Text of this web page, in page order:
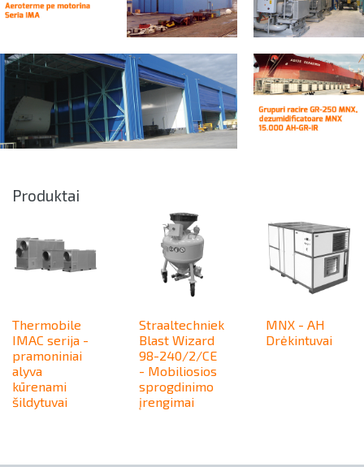
Produktai
Thermobile
IMAC serija -
pramoniniai
alyva
kūrenami
šildytuvai
Straaltechniek
Blast Wizard
98-240/2/CE
- Mobiliosios
sprogdinimo
įrengimai
MNX - AH
Drėkintuvai